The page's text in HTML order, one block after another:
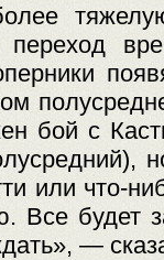
переход
бой с
или что-
Все будет
—